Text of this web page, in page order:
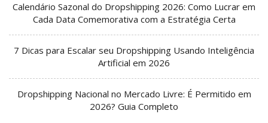
Calendário Sazonal do Dropshipping 2026: Como Lucrar em
Cada Data Comemorativa com a Estratégia Certa
7 Dicas para Escalar seu Dropshipping Usando Inteligência
Artificial em 2026
Dropshipping Nacional no Mercado Livre: É Permitido em
2026? Guia Completo